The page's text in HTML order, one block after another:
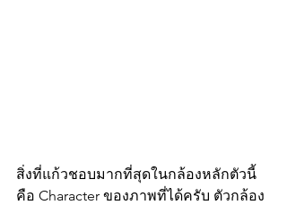
สิ่งที่แก้วชอบมากที่สุดในกล้องหลักตัวนี้
คือ Character ของภาพที่ได้ครับ ตัวกล้อง